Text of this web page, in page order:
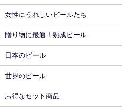
女性にうれしいビールたち
贈り物に最適！熟成ビール
日本のビール
世界のビール
お得なセット商品